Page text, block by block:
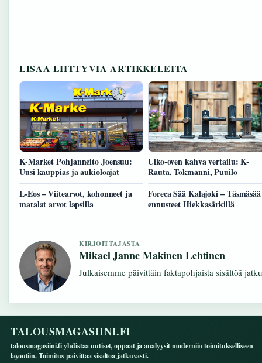
LISAA LIITTYVIA ARTIKKELEITA
K-Market Pohjanneito Joensuu:
Uusi kauppias ja aukioloajat
Ulko-oven kahva vertailu: K-
Rauta, Tokmanni, Puuilo
L-Eos – Viitearvot, kohonneet ja
matalat arvot lapsilla
Foreca Sää Kalajoki –
ennusteet Hiekkasärkillä
KIRJOITTAJASTA
Mikael Janne Makinen Lehtinen
Julkaisemme päivittäin faktapohjaista sisältöä
TALOUSMAGASIINI.FI
talousmagasiini.fi yhdistaa uutiset, oppaat ja analyysit moderniin toimitukselliseen
layoutiin. Toimitus paivittaa sisaltoa jatkuvasti.